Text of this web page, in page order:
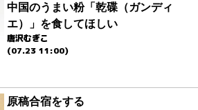
中国のうまい粉「乾碟（ガンディ
エ）」を食してほしい
唐沢むぎこ
(07.23 11:00)
原稿合宿をする